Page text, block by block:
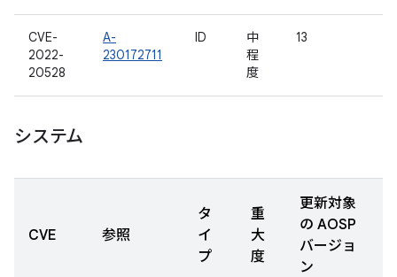
CVE-
2022-
20528
A-
230172711
ID
中
程
度
13
システム
CVE 参照
タ
イ
プ
重
大
度
更新対象
の AOSP
バージョ
ン